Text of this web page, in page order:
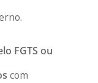
FGTS ou
com